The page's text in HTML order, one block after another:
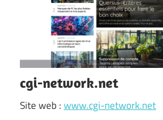
cgi-network.net
Site web :www.cgi-network.net